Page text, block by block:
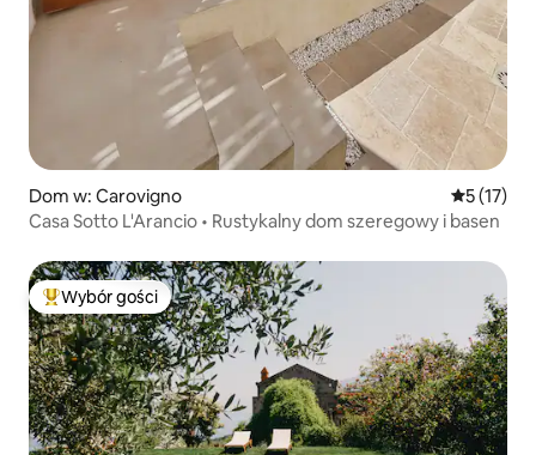
Dom w: Carovigno Średnia
5 (17)
Casa Sotto L'Arancio • Rustykalny dom szeregowy i basen
Najpopularniejsze z kategorii Wybór gości
Wybór gości